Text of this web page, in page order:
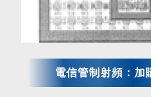
電信管制射頻：加